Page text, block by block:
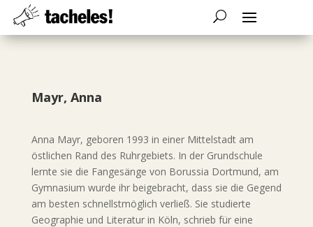
Mayr, Anna
Anna Mayr, geboren 1993 in einer Mittelstadt am
östlichen Rand des Ruhrgebiets. In der Grundschule
lernte sie die Fangesänge von Borussia Dortmund, am
Gymnasium wurde ihr beigebracht, dass sie die Gegend
am besten schnellstmöglich verließ. Sie studierte
Geographie und Literatur in Köln, schrieb für eine